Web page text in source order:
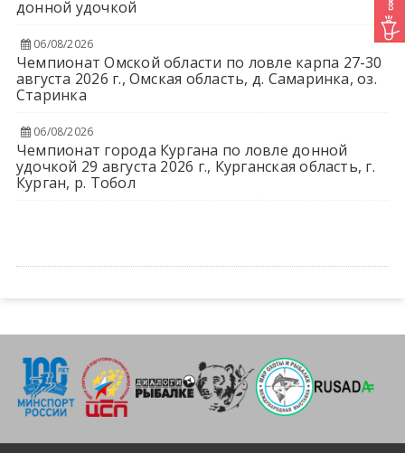
донной удочкой
06/08/2026
Чемпионат Омской области по ловле карпа 27-30
августа 2026 г., Омская область, д. Самаринка, оз.
Старинка
06/08/2026
Чемпионат города Кургана по ловле донной
удочкой 29 августа 2026 г., Курганская область, г.
Курган, р. Тобол